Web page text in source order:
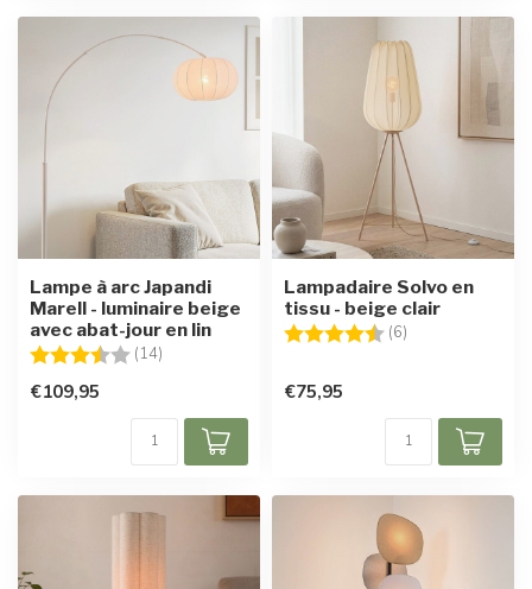
Lampe à arc Japandi
Marell - luminaire beige
avec abat-jour en lin
Note:
(14)
€109,95
Lampadaire Solvo en
tissu - beige clair
Note:
(6)
€75,95